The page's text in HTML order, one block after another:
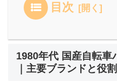
目次
1980年代 国産自転車
｜主要ブランドと役